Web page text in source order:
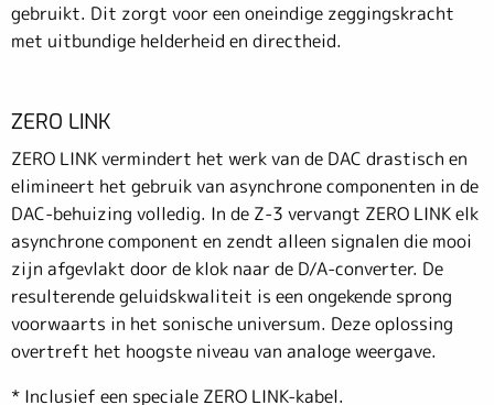
gebruikt. Dit zorgt voor een oneindige zeggingskracht
met uitbundige helderheid en directheid.
ZERO LINK
ZERO LINK vermindert het werk van de DAC drastisch en
elimineert het gebruik van asynchrone componenten in de
DAC-behuizing volledig. In de Z-3 vervangt ZERO LINK elk
asynchrone component en zendt alleen signalen die mooi
zijn afgevlakt door de klok naar de D/A-converter. De
resulterende geluidskwaliteit is een ongekende sprong
voorwaarts in het sonische universum. Deze oplossing
overtreft het hoogste niveau van analoge weergave.
* Inclusief een speciale ZERO LINK-kabel.